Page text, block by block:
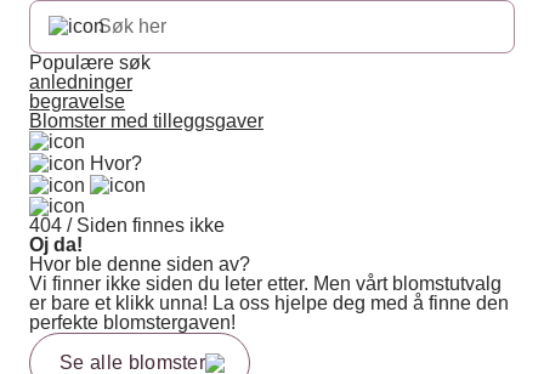
Populære søk
anledninger
begravelse
Blomster med tilleggsgaver
Hvor?
404 / Siden finnes ikke
Oj da!
Hvor ble denne siden av?
Vi finner ikke siden du leter etter. Men vårt blomstutvalg
er bare et klikk unna! La oss hjelpe deg med å finne den
perfekte blomstergaven!
Se alle blomster